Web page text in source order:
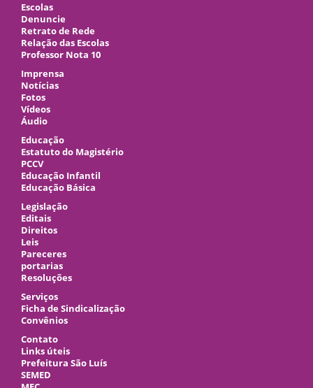
Escolas
Denuncie
Retrato de Rede
Relação das Escolas
Professor Nota 10
Imprensa
Notícias
Fotos
Vídeos
Áudio
Educação
Estatuto do Magistério
PCCV
Educação Infantil
Educação Básica
Legislação
Editais
Direitos
Leis
Pareceres
portarias
Resoluções
Serviços
Ficha de Sindicalização
Convênios
Contato
Links úteis
Prefeitura São Luís
SEMED